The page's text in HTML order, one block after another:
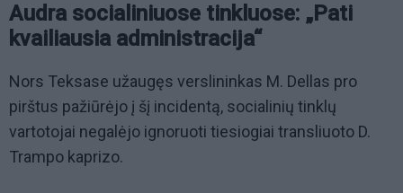
Audra socialiniuose tinkluose: „Pati
kvailiausia administracija“
Nors Teksase užaugęs verslininkas M. Dellas pro
pirštus pažiūrėjo į šį incidentą, socialinių tinklų
vartotojai negalėjo ignoruoti tiesiogiai transliuoto D.
Trampo kaprizo.